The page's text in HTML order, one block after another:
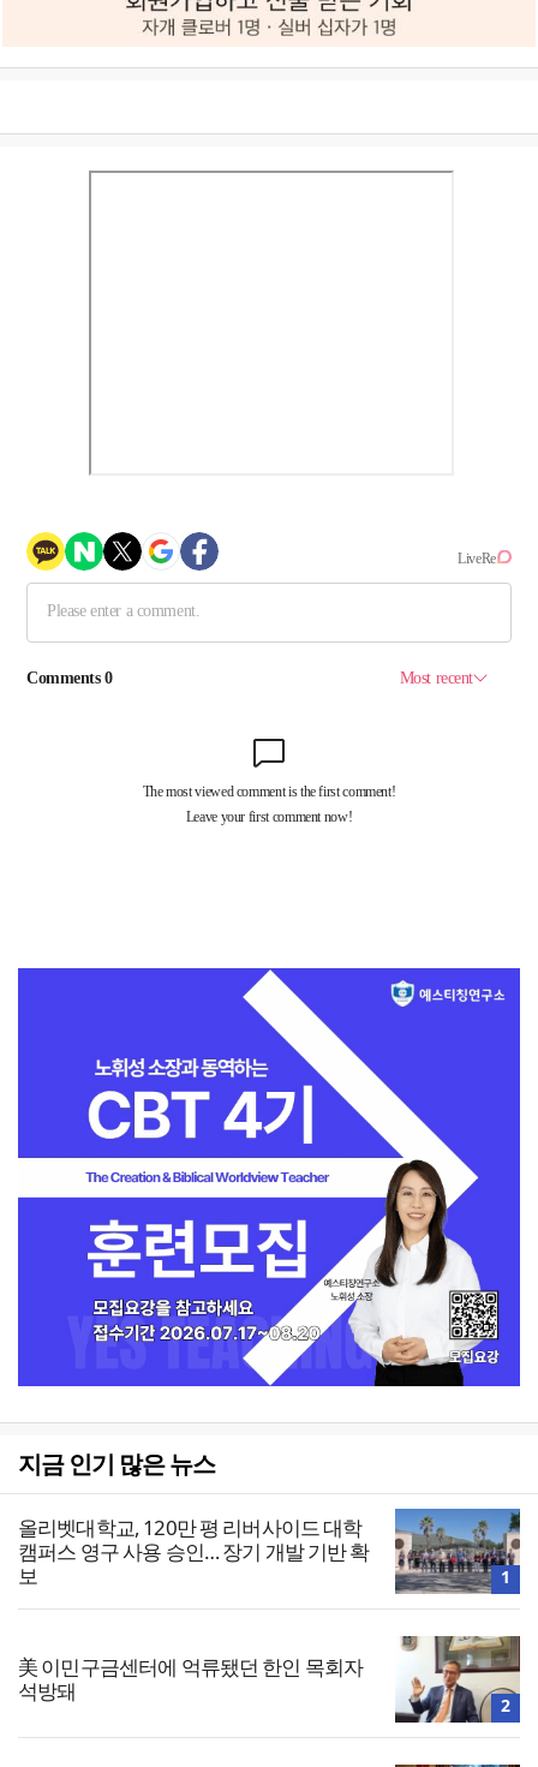
지금 인기 많은 뉴스
올리벳대학교, 120만 평 리버사이드 대학
캠퍼스 영구 사용 승인… 장기 개발 기반 확
보
1
美 이민구금센터에 억류됐던 한인 목회자
석방돼
2